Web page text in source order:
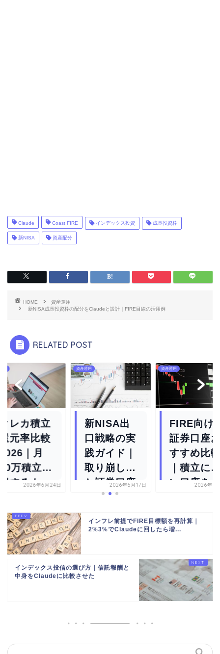
Claude Coast FIRE インデックス投資 成長投資枠
新NISA 資産配分
HOME
資産運用
新NISA成長投資枠の配分をClaudeと設計｜FIRE目線の活用例
RELATED POST
レカ積立
元率比較
｜月
万積立で
するカー
...
2026年6月24日
資産運用
新NISA出
口戦略の実
践ガイド｜
取り崩し方
と証券口座
の選び方を
2026年6月17日
資産運用
FIRE向け
証券口座
すすめ比
｜積立に
い口座を
2026年6
インフレ前提でFIRE目標額を再計算｜
2%3%でClaudeに回したら増...
インデックス投信の選び方｜信託報酬と
中身をClaudeに比較させた